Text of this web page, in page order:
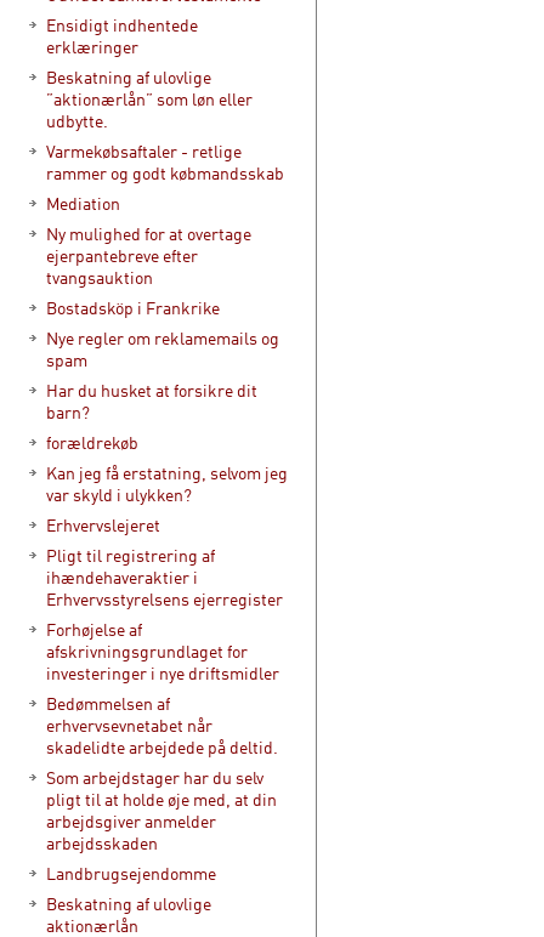
Ensidigt indhentede
erklæringer
Beskatning af ulovlige
”aktionærlån” som løn eller
udbytte.
Varmekøbsaftaler - retlige
rammer og godt købmandsskab
Mediation
Ny mulighed for at overtage
ejerpantebreve efter
tvangsauktion
Bostadsköp i Frankrike
Nye regler om reklamemails og
spam
Har du husket at forsikre dit
barn?
forældrekøb
Kan jeg få erstatning, selvom jeg
var skyld i ulykken?
Erhvervslejeret
Pligt til registrering af
ihændehaveraktier i
Erhvervsstyrelsens ejerregister
Forhøjelse af
afskrivningsgrundlaget for
investeringer i nye driftsmidler
Bedømmelsen af
erhvervsevnetabet når
skadelidte arbejdede på deltid.
Som arbejdstager har du selv
pligt til at holde øje med, at din
arbejdsgiver anmelder
arbejdsskaden
Landbrugsejendomme
Beskatning af ulovlige
aktionærlån